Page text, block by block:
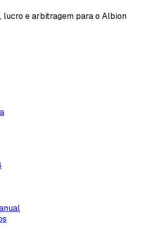
lucro e arbitragem para o Albion